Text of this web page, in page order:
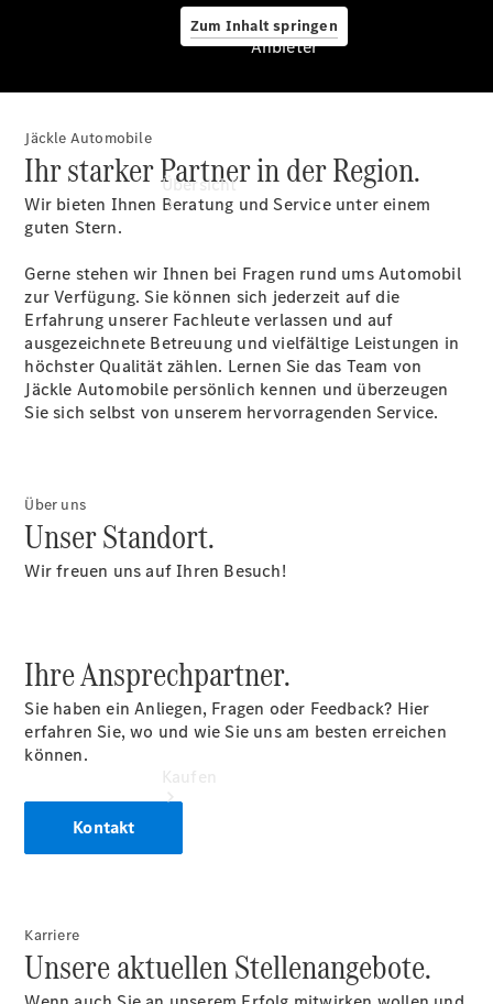
Zum Inhalt springen
Übersicht
Startseite
Ansprechpartner
finden
Tel: +49
8261 7618 0
Übersicht
Gebrauchtwagensuche
Anbieter
Jäckle Automobile
Ihr starker Partner in der Region.
Wir bieten Ihnen Beratung und Service unter einem
guten Stern.
Gerne stehen wir Ihnen bei Fragen rund ums Automobil
zur Verfügung. Sie können sich jederzeit auf die
Erfahrung unserer Fachleute verlassen und auf
ausgezeichnete Betreuung und vielfältige Leistungen in
höchster Qualität zählen. Lernen Sie das Team von
Jäckle Automobile persönlich kennen und überzeugen
Sie sich selbst von unserem hervorragenden Service.
Über uns
Unser Standort.
Wir freuen uns auf Ihren Besuch!
Ihre Ansprechpartner.
Sie haben ein Anliegen, Fragen oder Feedback? Hier
erfahren Sie, wo und wie Sie uns am besten erreichen
können.
Kontakt
Karriere
Unsere aktuellen Stellenangebote.